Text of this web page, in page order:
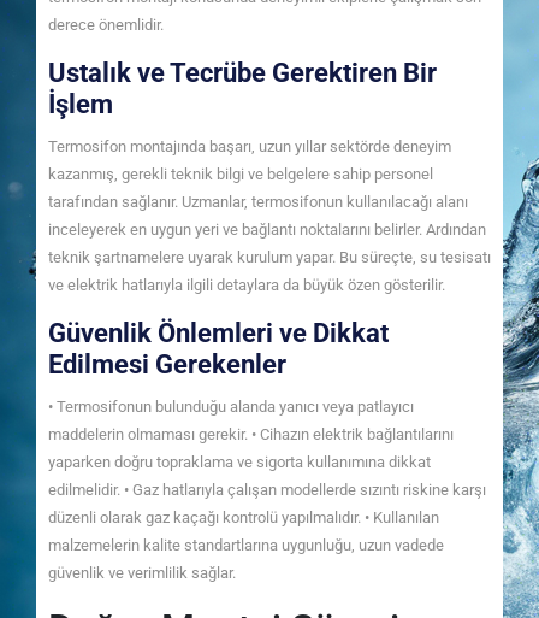
derece önemlidir.
Ustalık ve Tecrübe Gerektiren Bir
İşlem
Termosifon montajında başarı, uzun yıllar sektörde deneyim
kazanmış, gerekli teknik bilgi ve belgelere sahip personel
tarafından sağlanır. Uzmanlar, termosifonun kullanılacağı alanı
inceleyerek en uygun yeri ve bağlantı noktalarını belirler. Ardından
teknik şartnamelere uyarak kurulum yapar. Bu süreçte, su tesisatı
ve elektrik hatlarıyla ilgili detaylara da büyük özen gösterilir.
Güvenlik Önlemleri ve Dikkat
Edilmesi Gerekenler
• Termosifonun bulunduğu alanda yanıcı veya patlayıcı
maddelerin olmaması gerekir. • Cihazın elektrik bağlantılarını
yaparken doğru topraklama ve sigorta kullanımına dikkat
edilmelidir. • Gaz hatlarıyla çalışan modellerde sızıntı riskine karşı
düzenli olarak gaz kaçağı kontrolü yapılmalıdır. • Kullanılan
malzemelerin kalite standartlarına uygunluğu, uzun vadede
güvenlik ve verimlilik sağlar.